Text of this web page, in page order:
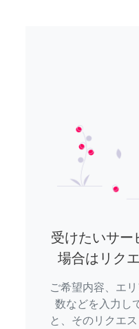
受けたいサー
場合はリク
ご希望内容、エ
数などを入力し
と、そのリクエ